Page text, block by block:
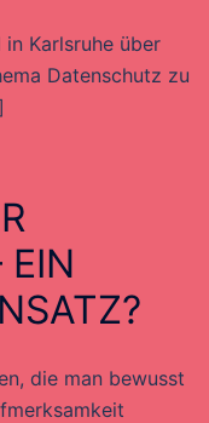
in Karlsruhe über
Datenschutz zu
EIN
die man bewusst